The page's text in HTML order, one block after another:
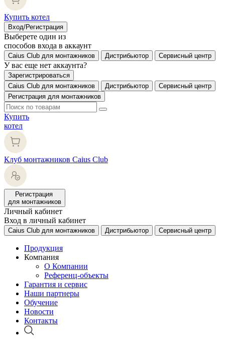
Купить котел
Вход/Регистрация
Выберете один из
способов входа в аккаунт
Caius Club для монтажников Дистрибьютор Сервисный центр
У вас еще нет аккаунта?
Зарегистрироваться
Caius Club для монтажников
Дистрибьютор
Сервисный центр
Регистрация для монтажников
Купить
котел
Клуб монтажников Caius Club
Регистрация
для монтажников
Личный кабинет
Вход в личный кабинет
Caius Club для монтажников Дистрибьютор Сервисный центр
Продукция
Компания
О Компании
Референц-объекты
Гарантия и сервис
Наши партнеры
Обучение
Новости
Контакты